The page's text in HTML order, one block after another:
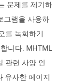
문제를 제기하
그램을 사용하
를 녹화하기
니다. MHTML
관련 사양 인
유사한 페이지